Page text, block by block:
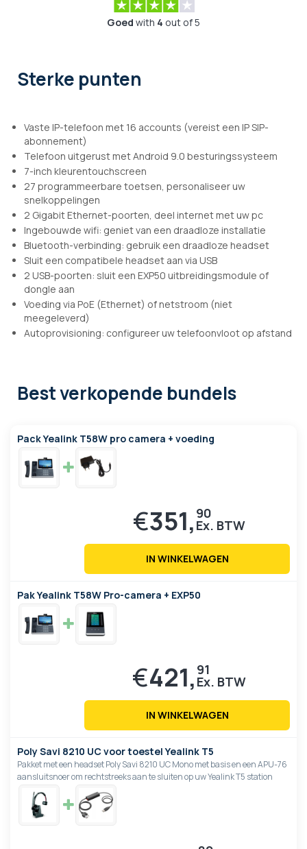
Goed with 4 out of 5
Sterke punten
Vaste IP-telefoon met 16 accounts (vereist een IP SIP-
abonnement)
Telefoon uitgerust met Android 9.0 besturingssysteem
7-inch kleurentouchscreen
27 programmeerbare toetsen, personaliseer uw
snelkoppelingen
2 Gigabit Ethernet-poorten, deel internet met uw pc
Ingebouwde wifi: geniet van een draadloze installatie
Bluetooth-verbinding: gebruik een draadloze headset
Sluit een compatibele headset aan via USB
2 USB-poorten: sluit een EXP50 uitbreidingsmodule of
dongle aan
Voeding via PoE (Ethernet) of netstroom (niet
meegeleverd)
Autoprovisioning: configureer uw telefoonvloot op afstand
Best verkopende bundels
Pack Yealink T58W pro camera + voeding
€351, 90
IN WINKELWAGEN
Pak Yealink T58W Pro-camera + EXP50
€421, 91
IN WINKELWAGEN
Poly Savi 8210 UC voor toestel Yealink T5
Pakket met een headset Poly Savi 8210 UC Mono met basis en een APU-76
aansluitsnoer om rechtstreeks aan te sluiten op uw Yealink T5 station